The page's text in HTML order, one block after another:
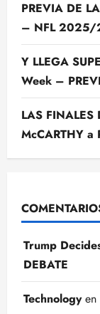
PREVIA DE
– NFL 2025/
Y LLEGA
Week –
LAS FINALES
McCARTHY a
Trump
DEBATE
Technologyen